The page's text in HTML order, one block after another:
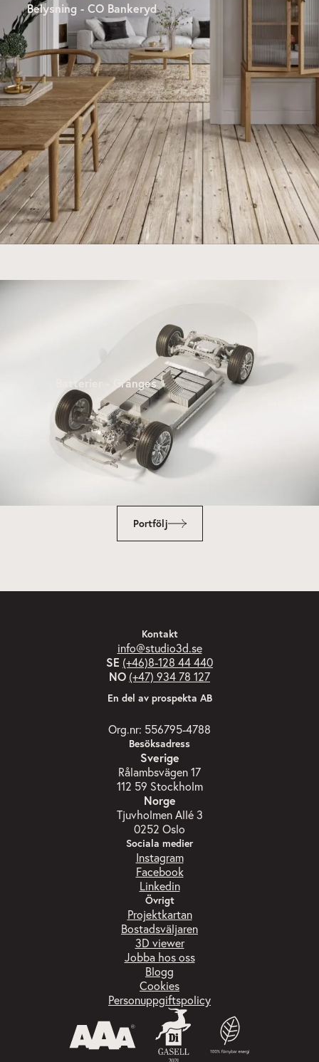
Belysning - CO Bankeryd
Batterier - Gränges
Portfölj
Kontakt
info@studio3d.se
SE (+46)8-128 44 440
NO (+47) 934 78 127
En del av prospekta AB
Org.nr: 556795-4788
Besöksadress
Sverige
Rålambsvägen 17
112 59 Stockholm
Norge
Tjuvholmen Allé 3
0252 Oslo
Sociala medier
Instagram
Facebook
Linkedin
Övrigt
Projektkartan
Bostadsväljaren
3D viewer
Jobba hos oss
Blogg
Cookies
Personuppgiftspolicy